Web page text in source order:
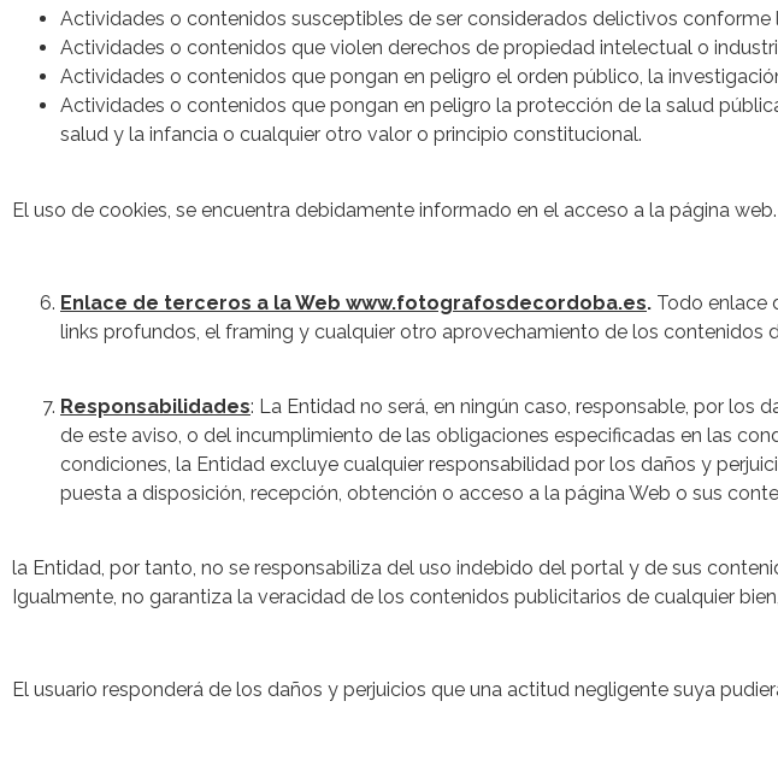
Actividades o contenidos susceptibles de ser considerados delictivos conforme
Actividades o contenidos que violen derechos de propiedad intelectual o
Actividades o contenidos que pongan en peligro el orden público, la
Actividades o contenidos que pongan en peligro la protección de la salud
salud y la infancia o cualquier otro valor o principio constitucional.
El uso de cookies, se encuentra debidamente informado en el acceso a la página web.
Enlace de terceros a la Web www.fotografosdecordoba.es. Todo enlace
links profundos, el framing y cualquier otro aprovechamiento de los contenidos
Responsabilidades: La Entidad no será, en ningún caso, responsable, por
de este aviso, o del incumplimiento de las obligaciones especificadas en las
condiciones, la Entidad excluye cualquier responsabilidad por los daños y
puesta a disposición, recepción, obtención o acceso a la página Web o sus
la Entidad, por tanto, no se responsabiliza del uso indebido del portal y de sus
Igualmente, no garantiza la veracidad de los contenidos publicitarios de cualquier
El usuario responderá de los daños y perjuicios que una actitud negligente suya